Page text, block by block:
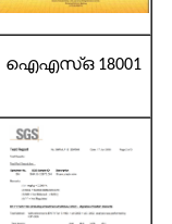
ഐഎസ്ഒ 18001